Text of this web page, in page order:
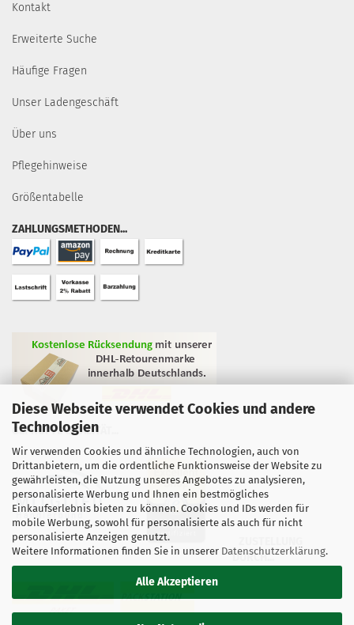
Diese Webseite verwendet Cookies und andere
Technologien
Wir verwenden Cookies und ähnliche Technologien, auch von
Drittanbietern, um die ordentliche Funktionsweise der Website zu
gewährleisten, die Nutzung unseres Angebotes zu analysieren,
personalisierte Werbung und Ihnen ein bestmögliches
Einkaufserlebnis bieten zu können. Cookies und IDs werden für
mobile Werbung, sowohl für personalisierte als auch für nicht
personalisierte Anzeigen genutzt.
Weitere Informationen finden Sie in unserer Datenschutzerklärung.
Alle Akzeptieren
Kontakt
Erweiterte Suche
Häufige Fragen
Unser Ladengeschäft
Über uns
Pflegehinweise
Größentabelle
ZAHLUNGSMETHODEN...
GEPRÜFTE QUALITÄT...
DURCH...